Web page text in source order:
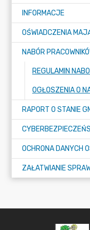
INFORMACJE
OŚWIADCZENIA
NABÓR
RAPORT O STANIE
OCHRONA DANYCH
ZAŁATWIANIE